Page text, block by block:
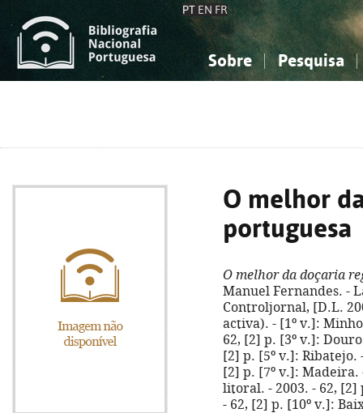
PT EN FR
Sobre Pesquisa
O melhor
portuguesa
O melhor da doçaria
Manuel Fernandes. -
Controljornal, [D.L.
activa). - [1º v.]:
62, [2] p. [3º v.]:
[2] p. [5º v.]: Ribatejo.
[2] p. [7º v.]: Madeira.
litoral. - 2003. - 62, [2]
- 62, [2] p. [10º v.]: